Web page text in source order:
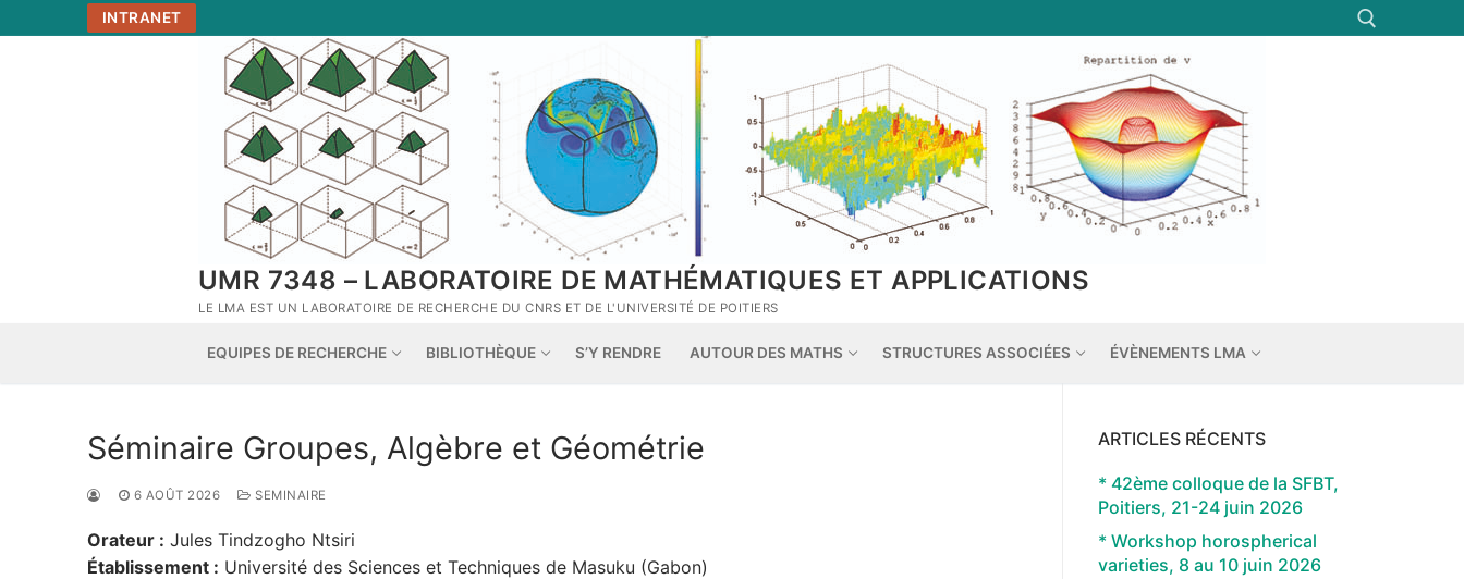
au
INTRANET
Rechercher :
UMR 7348 – LABORATOIRE DE MATHÉMATIQUES ET APPLICATIONS
LE LMA EST UN LABORATOIRE DE RECHERCHE DU CNRS ET DE L'UNIVERSITÉ DE POITIERS
EQUIPES DE RECHERCHE BIBLIOTHÈQUE S’Y RENDRE AUTOUR DES MATHS STRUCTURES ASSOCIÉES ÉVÈNEMENTS LMA
Séminaire Groupes, Algèbre et Géométrie
6 AOÛT 2026 SEMINAIRE
Orateur : Jules Tindzogho Ntsiri
Établissement : Université des Sciences et Techniques de Masuku (Gabon)
ARTICLES RÉCENTS
* 42ème colloque de la SFBT,
Poitiers, 21-24 juin 2026
* Workshop horospherical
varieties, 8 au 10 juin 2026